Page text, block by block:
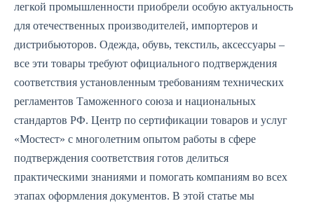
легкой промышленности приобрели особую актуальность
для отечественных производителей, импортеров и
дистрибьюторов. Одежда, обувь, текстиль, аксессуары –
все эти товары требуют официального подтверждения
соответствия установленным требованиям технических
регламентов Таможенного союза и национальных
стандартов РФ. Центр по сертификации товаров и услуг
«Мостест» с многолетним опытом работы в сфере
подтверждения соответствия готов делиться
практическими знаниями и помогать компаниям во всех
этапах оформления документов. В этой статье мы